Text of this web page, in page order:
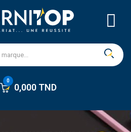
0,000 TND